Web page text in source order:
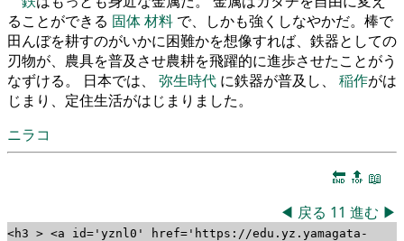
ることができる 固体材料 で、しかも強くしなやかだ。棒で
田んぼを耕すのがいかに困難かを想像すれば、鉄器としての
刃物が、農具を普及させ農耕を飛躍的に進歩させたことがう
なずける。 日本では、 弥生時代 に鉄器が普及し、 稲作がは
じまり、定住生活がはじまりました。
ニラコ
🔚 🔝 📖
◀ 戻る 11 進む ▶
<h3 > <a id='yznl0' href='https://edu.yz.yamagata-